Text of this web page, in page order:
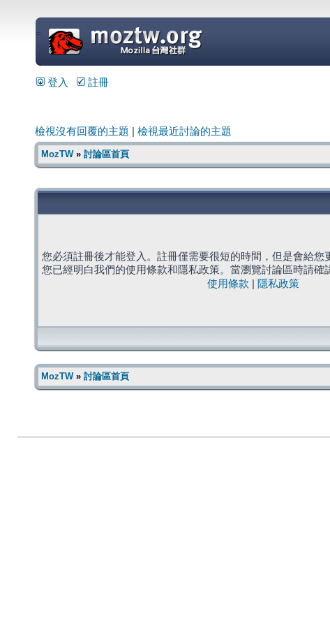
=
登入 註冊
檢視沒有回覆的主題 檢視最近討論的主題
MozTW» 討論區首頁
您必須註冊後才能登入。註冊僅需要很短的時間，但是會給您
您已經明白我們的使用條款和隱私政策。當瀏覽討論區時請確
使用條款
隱私政策
MozTW» 討論區首頁